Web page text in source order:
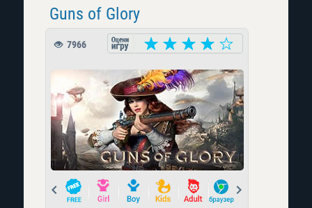
Guns of Glory
7966
Prev